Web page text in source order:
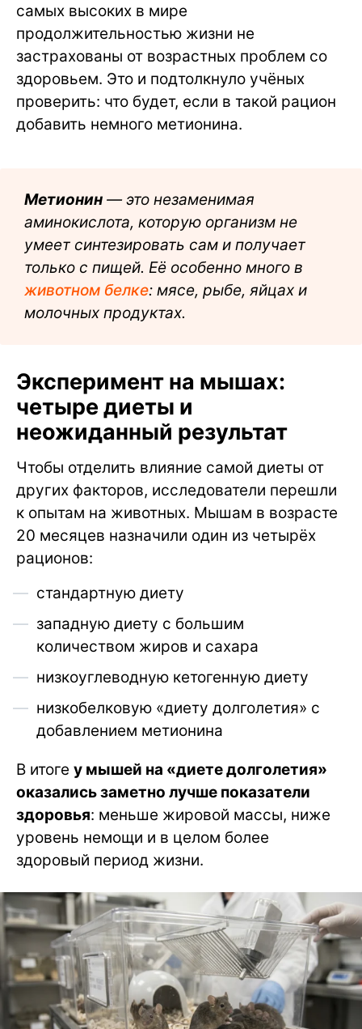
самых высоких в мире
продолжительностью жизни не
застрахованы от возрастных проблем со
здоровьем. Это и подтолкнуло учёных
проверить: что будет, если в такой рацион
добавить немного метионина.
Метионин — это незаменимая
аминокислота, которую организм не
умеет синтезировать сам и получает
только с пищей. Её особенно много в
животном белке: мясе, рыбе, яйцах и
молочных продуктах.
Эксперимент на мышах:
четыре диеты и
неожиданный результат
Чтобы отделить влияние самой диеты от
других факторов, исследователи перешли
к опытам на животных. Мышам в возрасте
20 месяцев назначили один из четырёх
рационов:
стандартную диету
западную диету с большим
количеством жиров и сахара
низкоуглеводную кетогенную диету
низкобелковую «диету долголетия» с
добавлением метионина
В итоге у мышей на «диете долголетия»
оказались заметно лучше показатели
здоровья: меньше жировой массы, ниже
уровень немощи и в целом более
здоровый период жизни.